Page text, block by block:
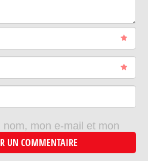
mon e-mail et mon
pour mon prochain